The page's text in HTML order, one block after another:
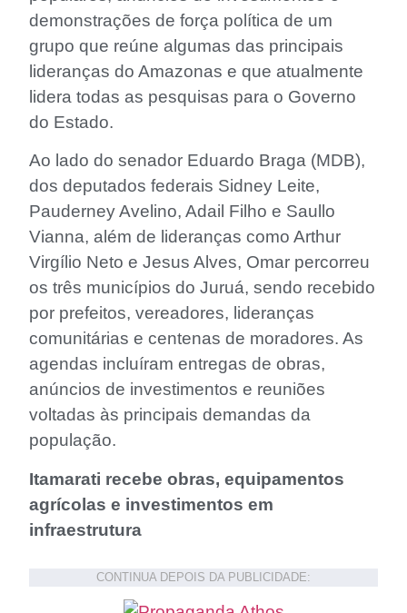
demonstrações de força política de um
grupo que reúne algumas das principais
lideranças do Amazonas e que atualmente
lidera todas as pesquisas para o Governo
do Estado.
Ao lado do senador Eduardo Braga (MDB),
dos deputados federais Sidney Leite,
Pauderney Avelino, Adail Filho e Saullo
Vianna, além de lideranças como Arthur
Virgílio Neto e Jesus Alves, Omar percorreu
os três municípios do Juruá, sendo recebido
por prefeitos, vereadores, lideranças
comunitárias e centenas de moradores. As
agendas incluíram entregas de obras,
anúncios de investimentos e reuniões
voltadas às principais demandas da
população.
Itamarati recebe obras, equipamentos
agrícolas e investimentos em
infraestrutura
CONTINUA DEPOIS DA PUBLICIDADE: